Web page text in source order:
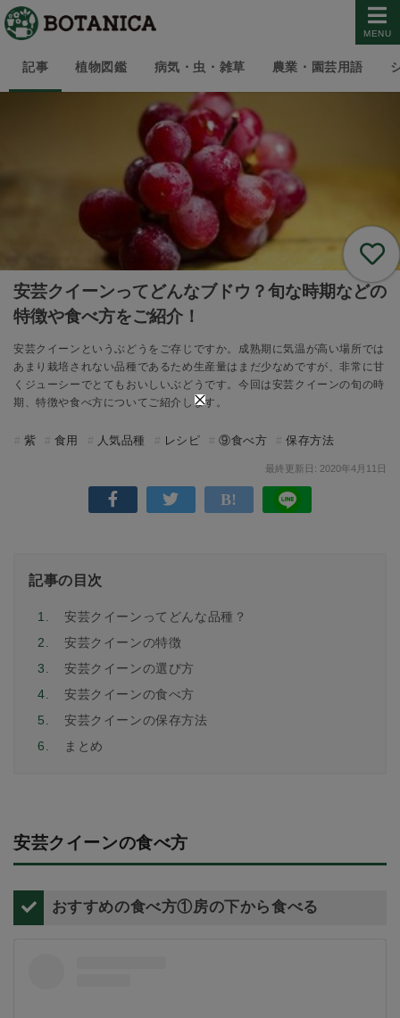
MENU
記事 植物図鑑 病気・虫・雑草 農業・園芸用語
安芸クイーンってどんなブドウ？旬な時期などの
特徴や食べ方をご紹介！
安芸クイーンというぶどうをご存じですか。成熟期に気温が高い場所では
あまり栽培されない品種であるため生産量はまだ少なめですが、非常に甘
くジューシーでとてもおいしいぶどうです。今回は安芸クイーンの旬の時
期、特徴や食べ方についてご紹介します。
紫 食用 人気品種 レシピ ⑨食べ方 保存方法
最終更新日: 2020年4月11日
記事の目次
1.
安芸クイーンってどんな品種？
2.
安芸クイーンの特徴
3.
安芸クイーンの選び方
4.
安芸クイーンの食べ方
5.
安芸クイーンの保存方法
6.
まとめ
安芸クイーンの食べ方
おすすめの食べ方①房の下から食べる